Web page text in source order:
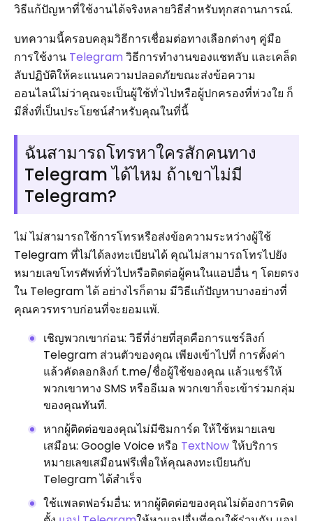
วิธีแก้ปัญหาที่ใช้งานได้จริงหลายวิธีสำหรับทุกสถานการณ์.
บทความนี้ครอบคลุมวิธีการเชื่อมต่อทางเลือกต่างๆ คู่มือ
การใช้งาน Telegram วิธีการทำงานของแชทลับ และเคล็ด
ลับปฏิบัติให้คะแนนความปลอดภัยขณะส่งข้อความ
ออนไลน์ไม่ว่าคุณจะเป็นผู้ใช้ทั่วไปหรือผู้ปกครองที่ห่วงใย ก็
มีสิ่งที่เป็นประโยชน์สำหรับคุณในที่นี้
ฉันสามารถโทรหาใครสักคนทาง
Telegram ได้ไหม ถ้าเขาไม่มี
Telegram?
ไม่ ไม่สามารถใช้การโทรหรือส่งข้อความระหว่างผู้ใช้
Telegram ที่ไม่ได้ลงทะเบียนได้ คุณไม่สามารถโทรไปยัง
หมายเลขโทรศัพท์ทั่วไปหรือติดต่อผู้คนในแอปอื่น ๆ โดยตรง
ใน Telegram ได้ อย่างไรก็ตาม มีวิธีแก้ปัญหาบางอย่างที่
คุณควรทราบก่อนที่จะยอมแพ้.
เชิญพวกเขาก่อน: วิธีที่ง่ายที่สุดคือการแชร์ลิงก์
Telegram ส่วนตัวของคุณ เพียงเข้าไปที่ การตั้งค่า
แล้วคัดลอกลิงก์ t.me/ชื่อผู้ใช้ของคุณ แล้วแชร์ให้
พวกเขาทาง SMS หรืออีเมล พวกเขาก็จะเข้าร่วมกลุ่ม
ของคุณทันที.
หากผู้ติดต่อของคุณไม่มีซิมการ์ด ให้ใช้หมายเลข
เสมือน: Google Voice หรือ TextNowให้บริการ
หมายเลขเสมือนฟรีเพื่อให้คุณลงทะเบียนกับ
Telegram ได้สำเร็จ
ใช้แพลตฟอร์มอื่น: หากผู้ติดต่อของคุณไม่ต้องการติด